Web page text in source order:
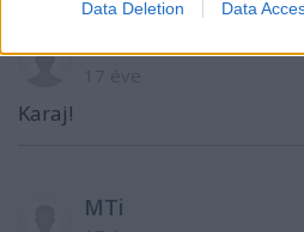
Data Deletion Data
Hatto
Karaj!
MTi